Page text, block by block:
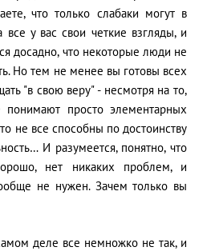
что только слабаки могут в
все у вас свои четкие взгляды, и
досадно, что некоторые люди не
Но тем не менее вы готовы всех
"в свою веру" - несмотря на то,
просто элементарных
не все способны по достоинству
И разумеется, понятно, что
нет никаких проблем, и
не нужен. Зачем только вы
деле все немножко не так, и